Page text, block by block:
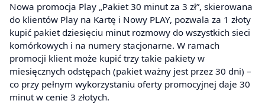
Nowa promocja Play „Pakiet 30 minut za 3 zł”, skierowana
do klientów Play na Kartę i Nowy PLAY, pozwala za 1 złoty
kupić pakiet dziesięciu minut rozmowy do wszystkich sieci
komórkowych i na numery stacjonarne. W ramach
promocji klient może kupić trzy takie pakiety w
miesięcznych odstępach (pakiet ważny jest przez 30 dni) –
co przy pełnym wykorzystaniu oferty promocyjnej daje 30
minut w cenie 3 złotych.